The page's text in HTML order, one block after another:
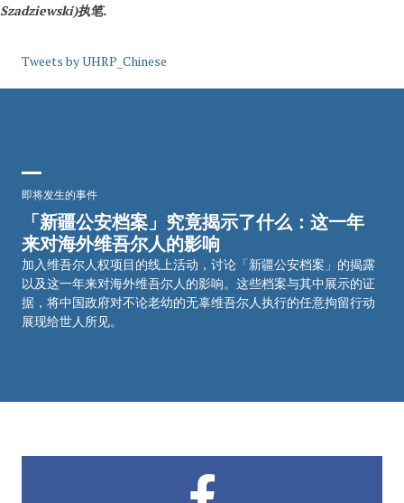
Szadziewski)执笔.
Tweets by UHRP_Chinese
即将发生的事件
「新疆公安档案」究竟揭示了什么：这一年
来对海外维吾尔人的影响
加入维吾尔人权项目的线上活动，讨论「新疆公安档案」的揭露
以及这一年来对海外维吾尔人的影响。这些档案与其中展示的证
据，将中国政府对不论老幼的无辜维吾尔人执行的任意拘留行动
展现给世人所见。